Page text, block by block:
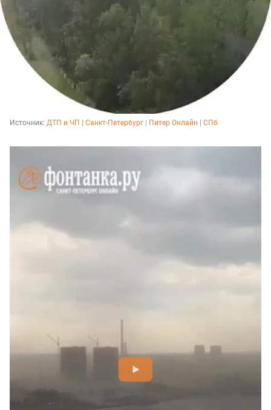
Источник: ДТП и ЧП | Санкт-Петербург | Питер Онлайн | СПб